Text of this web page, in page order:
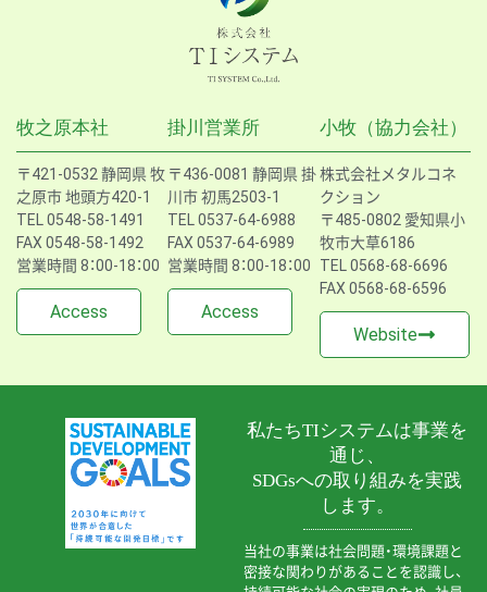
牧之原本社
〒421-0532 静岡県 牧
之原市 地頭方420-1
TEL 0548-58-1491
FAX 0548-58-1492
営業時間 8：00-18：00
Access
掛川営業所
〒436-0081 静岡県 掛
川市 初馬2503-1
TEL 0537-64-6988
FAX 0537-64-6989
営業時間 8：00-18：00
Access
小牧（協力会社）
株式会社メタルコネ
クション
〒485-0802 愛知県小
牧市大草6186
TEL 0568-68-6696
FAX 0568-68-6596
Website
私たちTIシステムは事業を
通じ、
SDGsへの取り組みを実践
します。
当社の事業は社会問題・環境課題と
密接な関わりがあることを認識し、